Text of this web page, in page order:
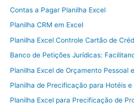
Contas a Pagar Planilha Excel
Planilha CRM em Excel
Planilha Excel Controle Cartão de
Banco de Petições Jurídicas:
Planilha Excel de Orçamento Pessoal
Planilha de Precificação para Hotéis e
Planilha Excel para Precificação de